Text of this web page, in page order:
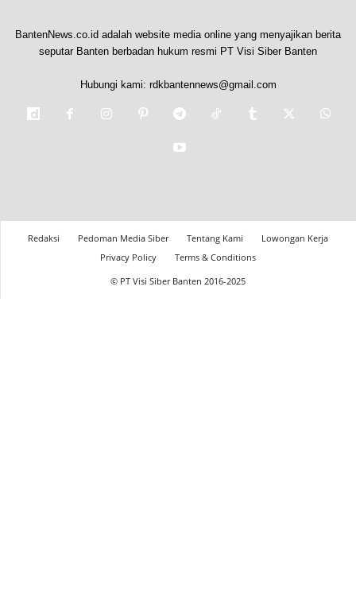
BantenNews.co.id adalah website media online yang menyajikan berita
seputar Banten berbadan hukum resmi PT Visi Siber Banten
Hubungi kami: rdkbantennews@gmail.com
Redaksi Pedoman Media Siber Tentang Kami
Lowongan Kerja
Privacy Policy
Terms & Conditions
© PT Visi Siber Banten 2016-2025